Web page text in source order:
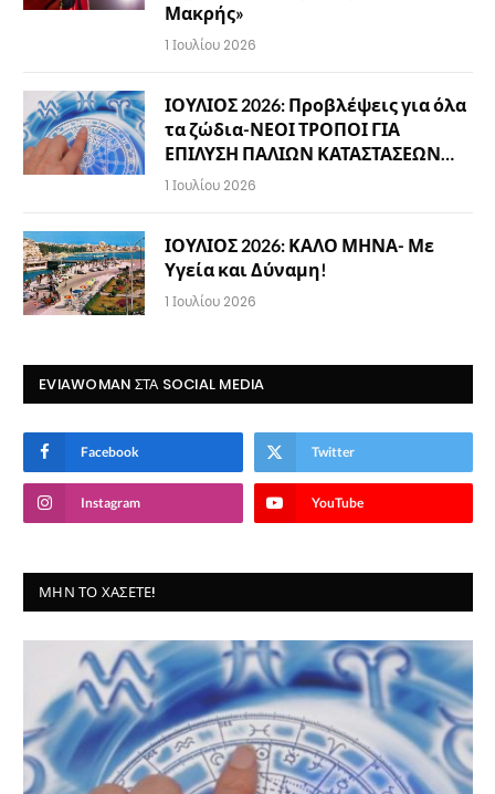
Μακρής»
1 Ιουλίου 2026
ΙΟΥΛΙΟΣ 2026: Προβλέψεις για όλα
τα ζώδια-ΝΕΟΙ ΤΡΟΠΟΙ ΓΙΑ
ΕΠΙΛΥΣΗ ΠΑΛΙΩΝ ΚΑΤΑΣΤΑΣΕΩΝ…
1 Ιουλίου 2026
ΙΟΥΛΙΟΣ 2026: ΚΑΛΟ ΜΗΝΑ- Με
Υγεία και Δύναμη!
1 Ιουλίου 2026
EVIAWOMAN ΣΤΑ SOCIAL MEDIA
Facebook Twitter
Instagram YouTube
ΜΗΝ ΤΟ ΧΆΣΕΤΕ!